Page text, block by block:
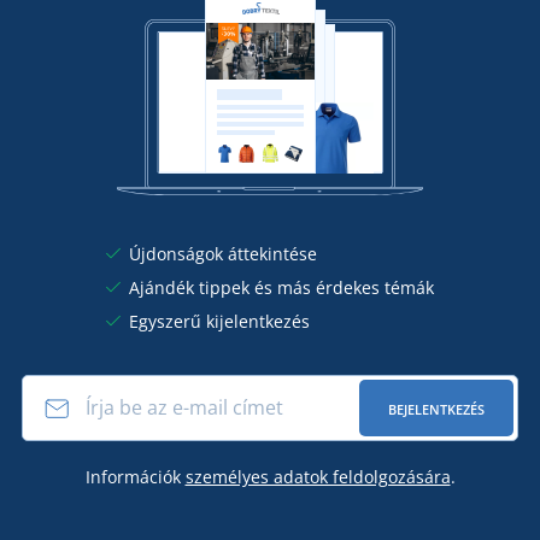
Újdonságok áttekintése
Ajándék tippek és más érdekes témák
Egyszerű kijelentkezés
BEJELENTKEZÉS
Információk személyes adatok feldolgozására.